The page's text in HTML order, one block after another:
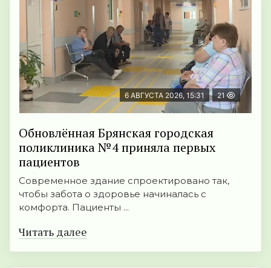
6 АВГУСТА 2026, 15:31 21
Обновлённая Брянская городская
поликлиника №4 приняла первых
пациентов
Современное здание спроектировано так,
чтобы забота о здоровье начиналась с
комфорта. Пациенты ...
Читать далее